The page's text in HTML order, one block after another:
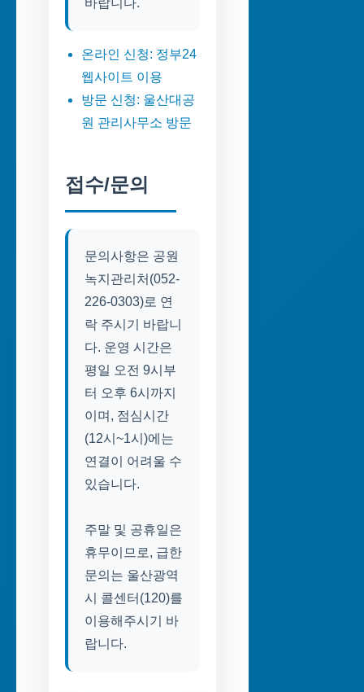
바랍니다.
온라인 신청: 정부24
웹사이트 이용
방문 신청: 울산대공
원 관리사무소 방문
접수/문의
문의사항은 공원
녹지관리처(052-
226-0303)로 연
락 주시기 바랍니
다. 운영 시간은
평일 오전 9시부
터 오후 6시까지
이며, 점심시간
(12시~1시)에는
연결이 어려울 수
있습니다.
주말 및 공휴일은
휴무이므로, 급한
문의는 울산광역
시 콜센터(120)를
이용해주시기 바
랍니다.